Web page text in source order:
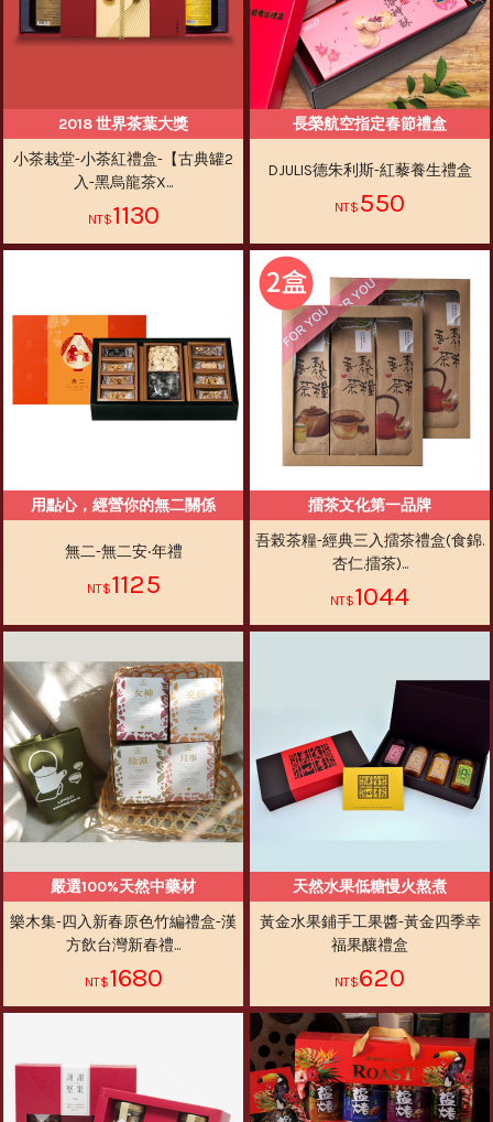
2018 世界茶葉大獎
小茶栽堂-小茶紅禮盒-【古典罐2
入-黑烏龍茶X...
1130
長榮航空指定春節禮盒
DJULIS德朱利斯-紅藜養生禮盒
550
用點心，經營你的無二關係
無二-無二安‧年禮
1125
擂茶文化第一品牌
吾榖茶糧-經典三入擂茶禮盒(食錦.
杏仁.擂茶)...
1044
嚴選100%天然中藥材
樂木集-四入新春原色竹編禮盒-漢
方飲台灣新春禮...
1680
天然水果低糖慢火熬煮
黃金水果鋪手工果醬-黃金四季幸
福果釀禮盒
620